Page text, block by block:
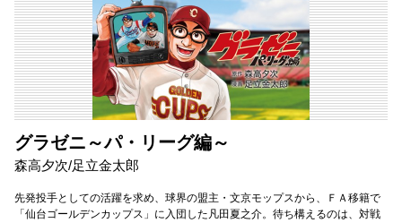
グラゼニ～パ・リーグ編～
森高夕次/足立金太郎
先発投手としての活躍を求め、球界の盟主・文京モップスから、ＦＡ移籍で
「仙台ゴールデンカップス」に入団した凡田夏之介。待ち構えるのは、対戦